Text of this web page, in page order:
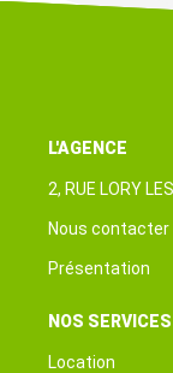
L'AGENCE
2, RUE LORY
Nous contacter
Présentation
NOS SERVICES
Location